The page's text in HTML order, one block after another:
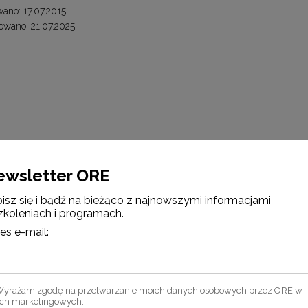
17.07.2015
21.07.2025
ORE
się i bądź na bieżąco z najnowszymi informacjami
i programach.
e-mail:
zgodę na przetwarzanie moich danych osobowych przez ORE w
marketingowych.